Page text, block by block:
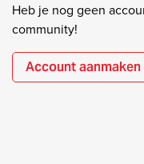
Heb je nog geen
community!
Account aanmaken